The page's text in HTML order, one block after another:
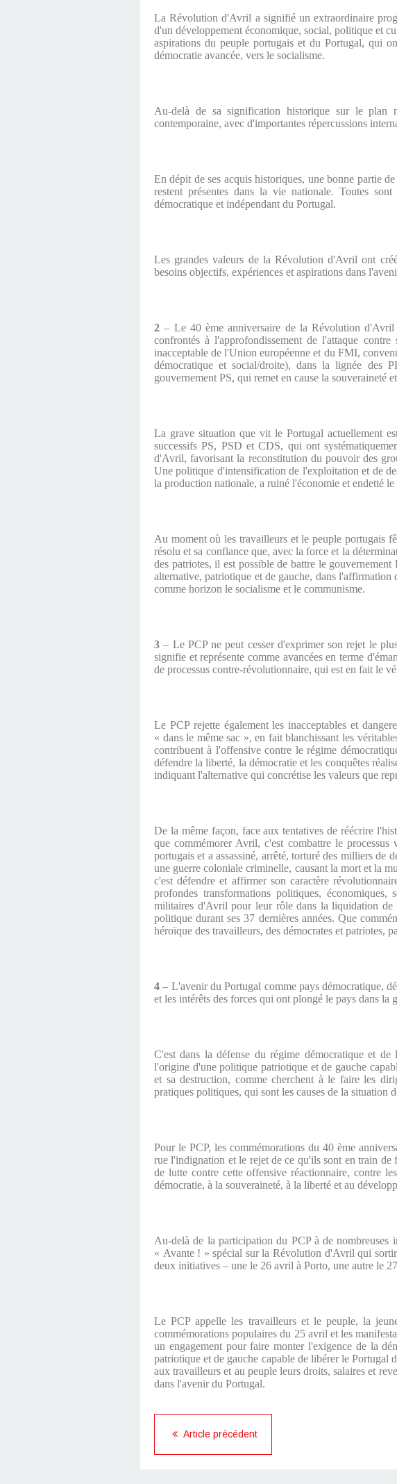
La Révolution d'Avril a signifié un extraordinaire
d'un développement économique, social, politique et
aspirations du peuple portugais et du Portugal, qui
démocratie avancée, vers le socialisme.
Au-delà de sa signification historique sur le plan
contemporaine, avec d'importantes répercussions
En dépit de ses acquis historiques, une bonne partie
restent présentes dans la vie nationale. Toutes
démocratique et indépendant du Portugal.
Les grandes valeurs de la Révolution d'Avril ont
besoins objectifs, expériences et aspirations dans
2 – Le 40 ème anniversaire de la Révolution
confrontés à l'approfondissement de l'attaque
inacceptable de l'Union européenne et du FMI,
démocratique et social/droite), dans la lignée des
gouvernement PS, qui remet en cause la souveraineté
La grave situation que vit le Portugal actuellement
successifs PS, PSD et CDS, qui ont
d'Avril, favorisant la reconstitution du pouvoir des
Une politique d'intensification de l'exploitation et de
la production nationale, a ruiné l'économie et endetté le
Au moment où les travailleurs et le peuple portugais
résolu et sa confiance que, avec la force et la
des patriotes, il est possible de battre le
alternative, patriotique et de gauche, dans
comme horizon le socialisme et le communisme.
3 – Le PCP ne peut cesser d'exprimer son rejet le
signifie et représente comme avancées en terme
de processus contre-révolutionnaire, qui est en fait le
Le PCP rejette également les inacceptables et
« dans le même sac », en fait blanchissant les
contribuent à l'offensive contre le régime
défendre la liberté, la démocratie et les conquêtes
indiquant l'alternative qui concrétise les valeurs que
De la même façon, face aux tentatives de réécrire
que commémorer Avril, c'est combattre le
portugais et a assassiné, arrêté, torturé des milliers de
une guerre coloniale criminelle, causant la mort et la
c'est défendre et affirmer son caractère
profondes transformations politiques,
militaires d'Avril pour leur rôle dans la liquidation de
politique durant ses 37 dernières années. Que
héroïque des travailleurs, des démocrates et patriotes,
4 – L'avenir du Portugal comme pays démocratique,
et les intérêts des forces qui ont plongé le pays dans la
C'est dans la défense du régime démocratique et
l'origine d'une politique patriotique et de gauche
et sa destruction, comme cherchent à le faire les
pratiques politiques, qui sont les causes de la situation
Pour le PCP, les commémorations du 40 ème
rue l'indignation et le rejet de ce qu'ils sont en train de
de lutte contre cette offensive réactionnaire, contre
démocratie, à la souveraineté, à la liberté et au
Au-delà de la participation du PCP à de nombreuses
« Avante ! » spécial sur la Révolution d'Avril qui
deux initiatives – une le 26 avril à Porto, une autre le
Le PCP appelle les travailleurs et le peuple, la
commémorations populaires du 25 avril et les
un engagement pour faire monter l'exigence de la
patriotique et de gauche capable de libérer le Portugal
aux travailleurs et au peuple leurs droits, salaires et
dans l'avenir du Portugal.
Article précédent